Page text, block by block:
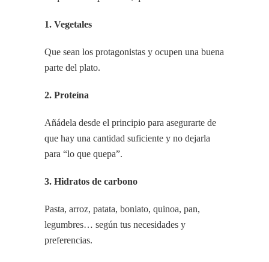
1. Vegetales
Que sean los protagonistas y ocupen una buena
parte del plato.
2. Proteína
Añádela desde el principio para asegurarte de
que hay una cantidad suficiente y no dejarla
para “lo que quepa”.
3. Hidratos de carbono
Pasta, arroz, patata, boniato, quinoa, pan,
legumbres… según tus necesidades y
preferencias.